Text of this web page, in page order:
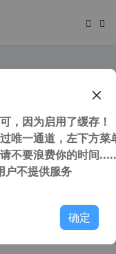
，因为启用了缓存！
唯一通道，左下方菜
不要浪费你的时间
户不提供服务
确定